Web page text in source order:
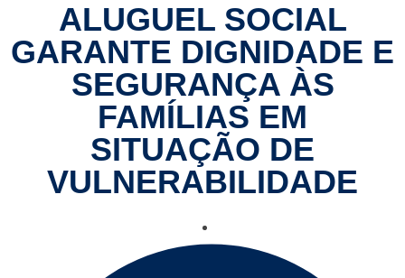
ALUGUEL SOCIAL
GARANTE DIGNIDADE E
SEGURANÇA ÀS
FAMÍLIAS EM
SITUAÇÃO DE
VULNERABILIDADE